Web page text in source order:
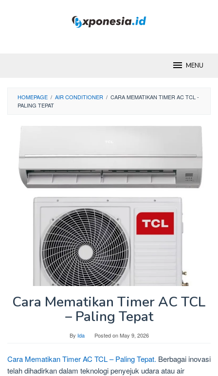
MENU
HOMEPAGE / AIR CONDITIONER / CARA MEMATIKAN TIMER AC TCL -
PALING TEPAT
Cara Mematikan Timer AC TCL
– Paling Tepat
By Ida Posted onMay 9, 2026
Cara Mematikan Timer AC TCL – Paling Tepat. Berbagai inovasi
telah dihadirkan dalam teknologi penyejuk udara atau air